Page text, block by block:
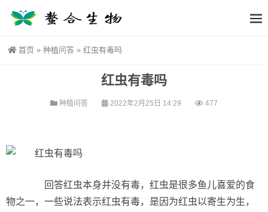
首页 » 种植问答 » 红虫有毒吗
红虫有毒吗
种植问答 2022年2月25日 14:29 477
回答红虫本身并没有毒，红虫是很多鱼儿喜爱的食
物之一，一些说法表示红虫有毒，是因为红虫以寄生为生，